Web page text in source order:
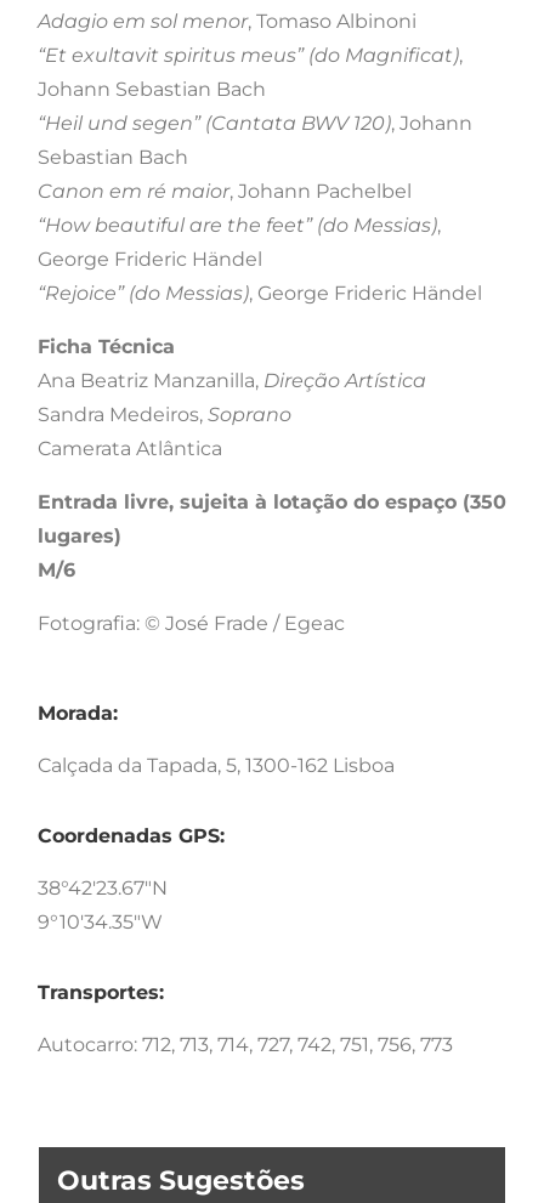
Adagio em sol menor, Tomaso Albinoni
“Et exultavit spiritus meus” (do Magnificat),
Johann Sebastian Bach
“Heil und segen” (Cantata BWV 120), Johann
Sebastian Bach
Canon em ré maior, Johann Pachelbel
“How beautiful are the feet” (do Messias),
George Frideric Händel
“Rejoice” (do Messias), George Frideric Händel
Ficha Técnica
Ana Beatriz Manzanilla, Direção Artística
Sandra Medeiros, Soprano
Camerata Atlântica
Entrada livre, sujeita à lotação do espaço (350
lugares)
M/6
Fotografia: © José Frade / Egeac
Morada:
Calçada da Tapada, 5, 1300-162 Lisboa
Coordenadas GPS:
38°42'23.67"N
9°10'34.35"W
Transportes:
Autocarro: 712, 713, 714, 727, 742, 751, 756, 773
Outras Sugestões